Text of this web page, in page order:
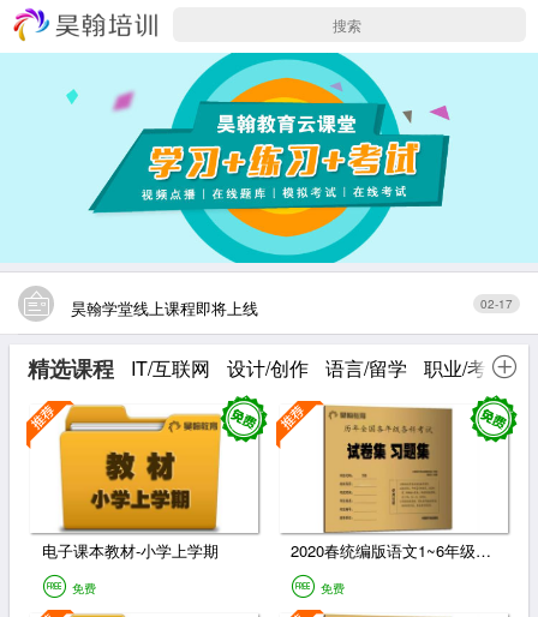
昊翰学堂线上课程即将上线 02-17
精选课程 IT/互联网 设计/创作 语言/留学 职业/考证
电子课本教材-小学上学期
免费
2020春统编版语文1~6年级下册课课练（含答案）
免费